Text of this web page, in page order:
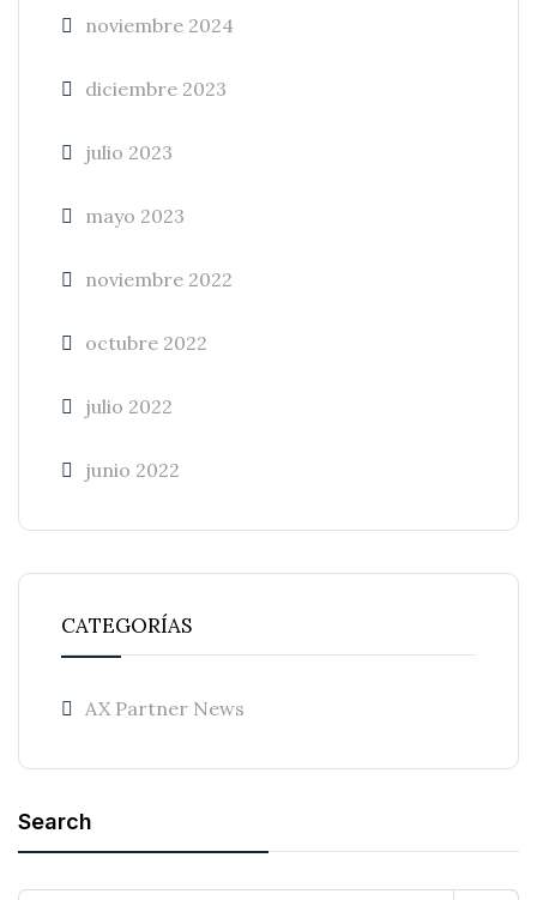
noviembre 2024
diciembre 2023
julio 2023
mayo 2023
noviembre 2022
octubre 2022
julio 2022
junio 2022
CATEGORÍAS
AX Partner News
Search